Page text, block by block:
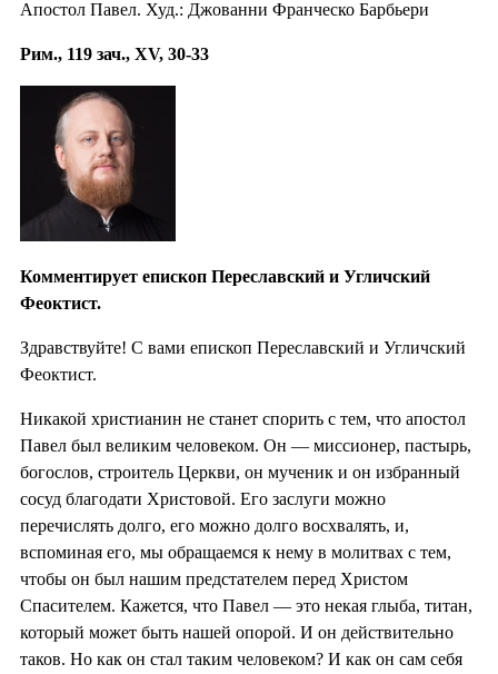
Апостол Павел. Худ.: Джованни Франческо Барбьери
Рим., 119 зач., XV, 30-33
Комментирует епископ Переславский и Угличский
Феоктист.
Здравствуйте! С вами епископ Переславский и Угличский
Феоктист.
Никакой христианин не станет спорить с тем, что апостол
Павел был великим человеком. Он — миссионер, пастырь,
богослов, строитель Церкви, он мученик и он избранный
сосуд благодати Христовой. Его заслуги можно
перечислять долго, его можно долго восхвалять, и,
вспоминая его, мы обращаемся к нему в молитвах с тем,
чтобы он был нашим предстателем перед Христом
Спасителем. Кажется, что Павел — это некая глыба, титан,
который может быть нашей опорой. И он действительно
таков. Но как он стал таким человеком? И как он сам себя